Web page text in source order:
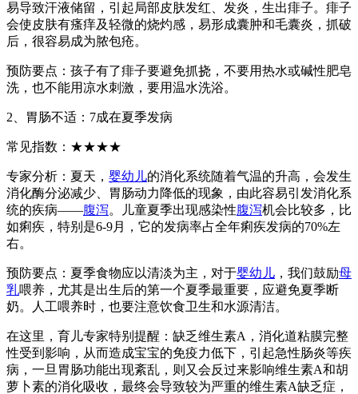
易导致汗液储留，引起局部皮肤发红、发炎，生出痱子。痱子
会使皮肤有瘙痒及轻微的烧灼感，易形成囊肿和毛囊炎，抓破
后，很容易成为脓包疮。
预防要点：孩子有了痱子要避免抓挠，不要用热水或碱性肥皂
洗，也不能用凉水刺激，要用温水洗浴。
2、胃肠不适：7成在夏季发病
常见指数：★★★★
专家分析：夏天， 婴幼儿的消化系统随着气温的升高，会发生
消化酶分泌减少、胃肠动力降低的现象，由此容易引发消化系
统的疾病——腹泻。儿童夏季出现感染性腹泻机会比较多，比
如痢疾，特别是6-9月，它的发病率占全年痢疾发病的70%左
右。
预防要点：夏季食物应以清淡为主，对于婴幼儿 ，我们鼓励母
乳喂养，尤其是出生后的第一个夏季最重要，应避免夏季断
奶。人工喂养时，也要注意饮食卫生和水源清洁。
在这里，育儿专家特别提醒：缺乏维生素A，消化道粘膜完整
性受到影响，从而造成宝宝的免疫力低下，引起急性肠炎等疾
病，一旦胃肠功能出现紊乱，则又会反过来影响维生素A和胡
萝卜素的消化吸收，最终会导致较为严重的维生素A缺乏症，